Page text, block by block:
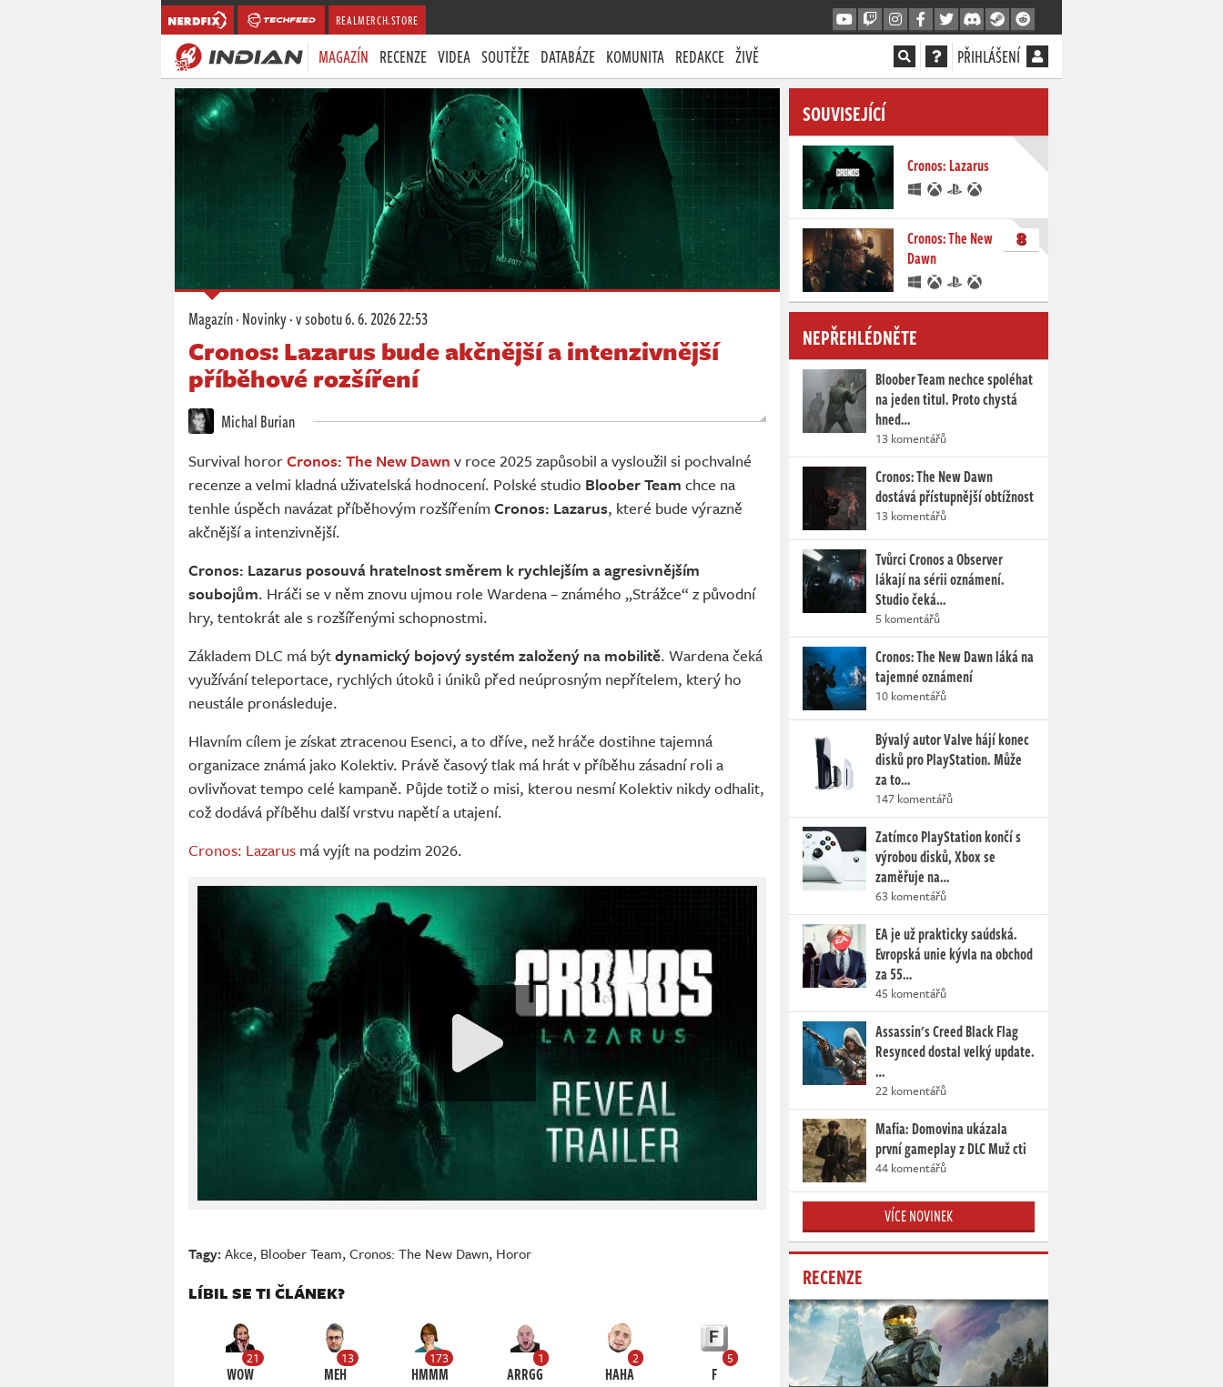
REALMERCH.STORE
MAGAZÍN RECENZE VIDEA SOUTĚŽE DATABÁZE KOMUNITA REDAKCE ŽIVĚ PŘIHLÁŠENÍ
Magazín·Novinky·v sobotu6. 6. 2026 22:53
Cronos: Lazarus bude akčnější a intenzivnější
příběhové rozšíření
Michal Burian
Survival hororCronos: The New Dawn v roce 2025 zapůsobil a vysloužil si pochvalné
recenze a velmi kladná uživatelská hodnocení. Polské studio Bloober Team chce na
tenhle úspěch navázat příběhovým rozšířením Cronos: Lazarus, které bude výrazně
akčnější a intenzivnější.
Cronos: Lazarus posouvá hratelnost směrem k rychlejším a agresivnějším
soubojům. Hráči se v něm znovu ujmou role Wardena – známého „Strážce“ z původní
hry, tentokrát ale s rozšířenými schopnostmi.
Základem DLC má býtdynamický bojový systém založený na mobilitě. Wardena čeká
využívání teleportace, rychlých útoků i úniků před neúprosným nepřítelem, který ho
neustále pronásleduje.
Hlavním cílem je získat ztracenou Esenci, a to dříve, než hráče dostihne tajemná
organizace známá jako Kolektiv. Právě časový tlak má hrát v příběhu zásadní roli a
ovlivňovat tempo celé kampaně. Půjde totiž o misi, kterou nesmí Kolektiv nikdy odhalit,
což dodává příběhu další vrstvu napětí a utajení.
Cronos: Lazarus má vyjít na podzim 2026.
Tagy:Akce, Bloober Team,Cronos: The New Dawn, Horor
LÍBIL SE TI ČLÁNEK?
21
WOW
13
MEH
173
HMMM
1
ARRGG
2
HAHA
5
F
SOUVISEJÍCÍ
Cronos: Lazarus
Cronos: The New
Dawn
8
NEPŘEHLÉDNĚTE
Bloober Team nechce spoléhat
na jeden titul. Proto chystá
hned…
13 komentářů
Cronos: The New Dawn
dostává přístupnější obtížnost
13 komentářů
Tvůrci Cronos a Observer
lákají na sérii oznámení.
Studio čeká…
5 komentářů
Cronos: The New Dawn láká na
tajemné oznámení
10 komentářů
Bývalý autor Valve hájí konec
disků pro PlayStation. Může
za to…
147 komentářů
Zatímco PlayStation končí s
výrobou disků, Xbox se
zaměřuje na…
63 komentářů
EA je už prakticky saúdská.
Evropská unie kývla na obchod
za 55…
45 komentářů
Assassin's Creed Black Flag
Resynced dostal velký update.
…
22 komentářů
Mafia: Domovina ukázala
první gameplay z DLC Muž cti
44 komentářů
VÍCE NOVINEK
RECENZE